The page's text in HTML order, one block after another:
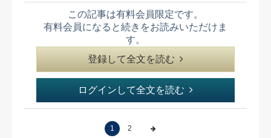
この記事は有料会員限定です。
有料会員になると続きをお読みいただけま
す。
登録して全文を読む
ログインして全文を読む
1 2